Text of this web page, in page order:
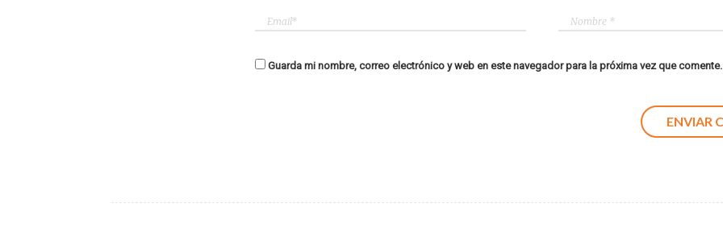
Guarda mi nombre, correo electrónico y web en este navegador para la próxima vez que comente.